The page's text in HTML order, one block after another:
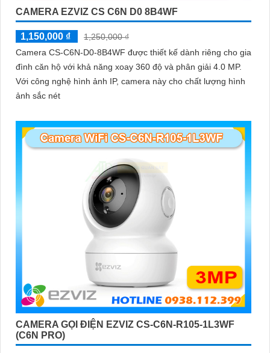
CAMERA EZVIZ CS C6N D0 8B4WF
1,150,000 ₫
1,250,000 ₫
Camera CS-C6N-D0-8B4WF được thiết kế dành riêng cho gia
đình căn hộ với khả năng xoay 360 độ và phân giải 4.0 MP.
Với công nghệ hình ảnh IP, camera này cho chất lượng hình
ảnh sắc nét
CAMERA GỌI ĐIỆN EZVIZ CS-C6N-R105-1L3WF
(C6N PRO)